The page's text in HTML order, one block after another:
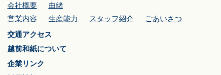
会社概要
由緒
営業内容
生産能力 スタッフ紹介
ごあいさつ
交通アクセス
越前和紙について
企業リンク